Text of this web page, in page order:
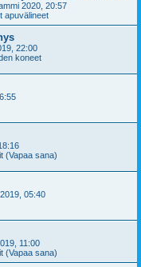
2020, 20:57
apuvälineet
22:00
koneet
(Vapaa sana)
05:40
11:00
(Vapaa sana)